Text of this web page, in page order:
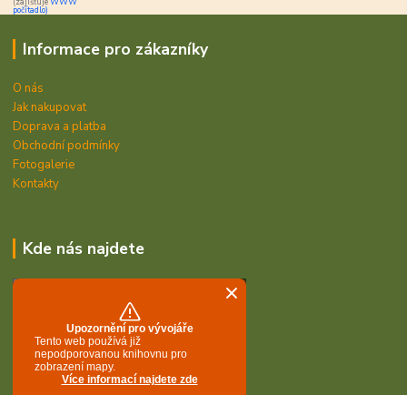
počítadlo)
Informace pro zákazníky
O nás
Jak nakupovat
Doprava a platba
Obchodní podmínky
Fotogalerie
Kontakty
Kde nás najdete